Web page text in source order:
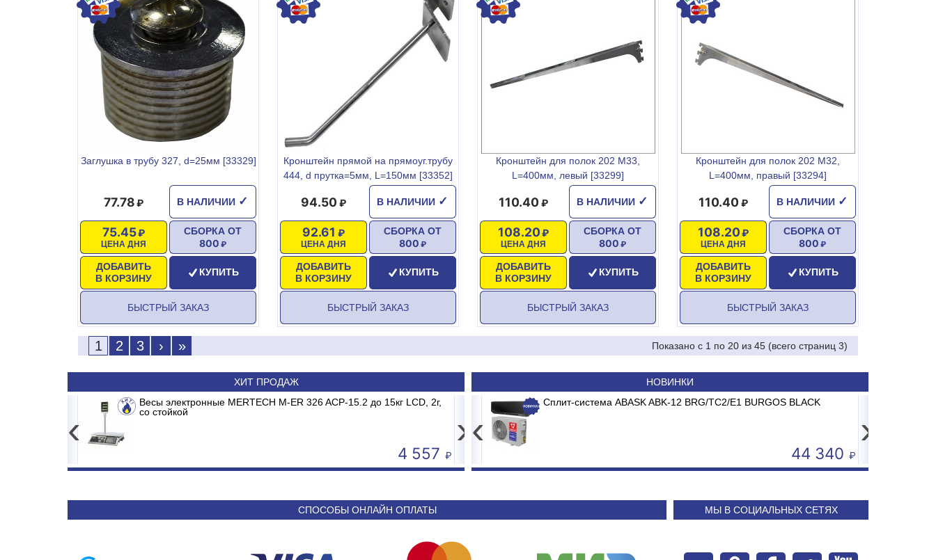
ХИТ ПРОДАЖ
M-ER 326 ACP-15.2 до 15кг LCD, 2г,
Весы электронные MERTECH M-ER 326 AC-15.2 до 15кг LCD, 2г,
Принтер штрих-кода Poscenter TT-310 USE (300 dpi)
‹ ›
НОВИНКИ
ABK/INV-18 MDR/MB2/E1 MADRID INVERTER
Сплит-система ABASK ABK-12 BRG/TC2/E1 BURGOS BLACK Сплит-система ABASK ABK-07 BRG/TC2/E1 BURGOS
‹ ›
СПОСОБЫ ОНЛАЙН ОПЛАТЫ МЫ В СОЦИАЛЬНЫХ СЕТЯХ
Заглушка в трубу 327, d=25мм [33329]
В НАЛИЧИИ ✓
77.78
ЦЕНА ДНЯ
75.45
ДОБАВИТЬ
В КОРЗИНУ
СБОРКА ОТ
800
КУПИТЬ
БЫСТРЫЙ ЗАКАЗ
Кронштейн прямой на прямоуг.трубу
444, d прутка=5мм, L=150мм [33352]
В НАЛИЧИИ ✓
94.50
ЦЕНА ДНЯ
92.61
ДОБАВИТЬ
В КОРЗИНУ
СБОРКА ОТ
800
КУПИТЬ
БЫСТРЫЙ ЗАКАЗ
Кронштейн для полок 202 М33,
L=400мм, левый [33299]
В НАЛИЧИИ ✓
110.40
ЦЕНА ДНЯ
108.20
ДОБАВИТЬ
В КОРЗИНУ
СБОРКА ОТ
800
КУПИТЬ
БЫСТРЫЙ ЗАКАЗ
Кронштейн для полок 202 М32,
L=400мм, правый [33294]
В НАЛИЧИИ ✓
110.40
ЦЕНА ДНЯ
108.20
ДОБАВИТЬ
В КОРЗИНУ
СБОРКА ОТ
800
КУПИТЬ
БЫСТРЫЙ ЗАКАЗ
1 2 3 › » Показано с 1 по 20 из 45 (всего страниц 3)